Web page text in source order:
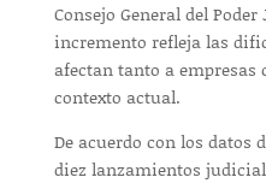
Consejo General del Poder
incremento refleja las
afectan tanto a
contexto actual.
De acuerdo con los datos
diez lanzamientos